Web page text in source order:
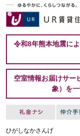
令和8年熊本地震に
空室情報お届けサー
象）を
ひがしなかさんげ